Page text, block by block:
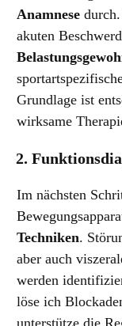
Anamnese
akuten
Grundlage ist
wirksame
2.
Im nächsten
Techniken.
aber auch
werden
löse ich
unterstütze die